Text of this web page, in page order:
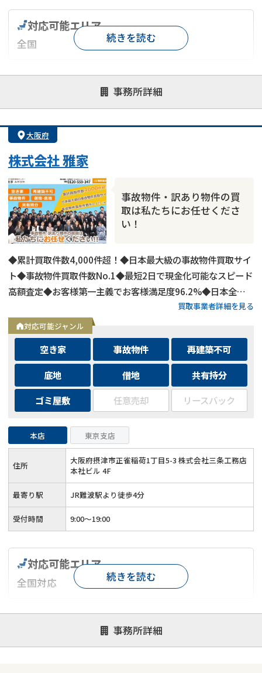
事務所詳細
対応可能エリア
全国
対応が親身 オンライン面談可能
レスポンスが早い
1億円以上の買取可
続きを読む
大阪府
株式会社 雅家
事故物件・訳あり物件の買
取は私たちにお任せくださ
い！
◆累計買取件数4,000件超！◆日本最大級の事故物件買取サイ
ト◆事故物件買取件数No.1◆最短2日で現金化可能なスピード
高額査定◆お客様第一主義でお客様満足度96.2%◆日本全国
買取事業者詳細を見る
対応可能ジャンル
空き家 事故物件
再建築不可
底地
借地
共有持分
ゴミ屋敷
任意売却 リースバック
本店 東京支店
住所
大阪府摂津市正雀稲荷1丁目5-3 株式会社三条工務店
本社ビル 4F
最寄り駅 JR難波駅より徒歩4分
受付時間 9:00～19:00
事務所詳細
対応可能エリア
全国対応
対応が親身 オンライン面談可能
レスポンスが早い
1億円以上の買取可
続きを読む